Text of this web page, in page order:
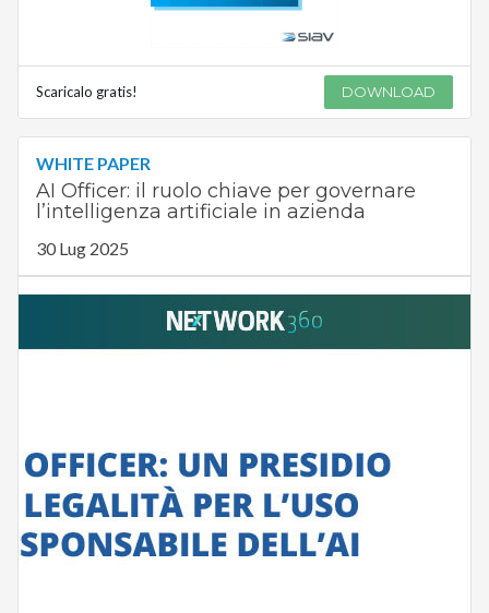
Scaricalo gratis! DOWNLOAD
WHITE PAPER
AI Officer: il ruolo chiave per governare
l’intelligenza artificiale in azienda
30 Lug 2025